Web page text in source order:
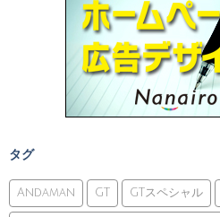
タグ
Andaman GT GTスペシャル